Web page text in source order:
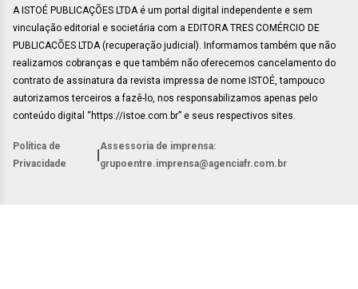
A ISTOÉ PUBLICAÇÕES LTDA é um portal digital independente e sem
vinculação editorial e societária com a EDITORA TRES COMÉRCIO DE
PUBLICACÕES LTDA (recuperação judicial). Informamos também que não
realizamos cobranças e que também não oferecemos cancelamento do
contrato de assinatura da revista impressa de nome ISTOÉ, tampouco
autorizamos terceiros a fazê-lo, nos responsabilizamos apenas pelo
conteúdo digital “https://istoe.com.br” e seus respectivos sites.
Política de
Privacidade
Assessoria de imprensa:
grupoentre.imprensa@agenciafr.com.br